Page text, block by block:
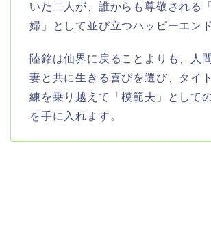
いた二人が、誰からも尊敬される
婦」として並び立つハッピーエン
陸銘は仙界に戻ることよりも、人
妻と共に生きる喜びを選び、タイ
練を乗り越えて「模範夫」として
を手に入れます。